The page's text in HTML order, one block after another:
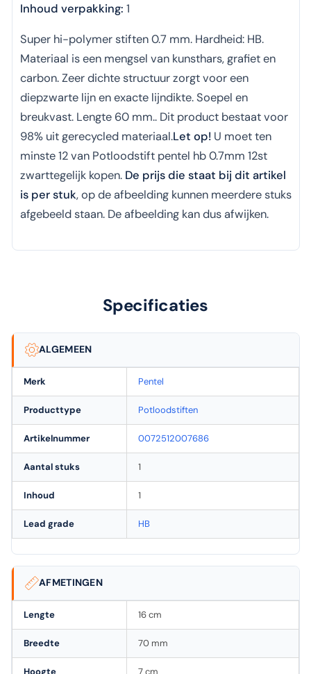
Inhoud verpakking: 1
Super hi-polymer stiften 0.7 mm. Hardheid: HB.
Materiaal is een mengsel van kunsthars, grafiet en
carbon. Zeer dichte structuur zorgt voor een
diepzwarte lijn en exacte lijndikte. Soepel en
breukvast. Lengte 60 mm.. Dit product bestaat voor
98% uit gerecycled materiaal.Let op!U moet ten
minste 12 van Potloodstift pentel hb 0.7mm 12st
zwarttegelijk kopen. De prijs die staat bij dit artikel
is per stuk, op de afbeelding kunnen meerdere stuks
afgebeeld staan. De afbeelding kan dus afwijken.
Specificaties
ALGEMEEN
Merk Pentel
Producttype Potloodstiften
Artikelnummer 0072512007686
Aantal stuks 1
Inhoud 1
Lead grade HB
AFMETINGEN
Lengte 16 cm
Breedte 70 mm
Hoogte 7 cm